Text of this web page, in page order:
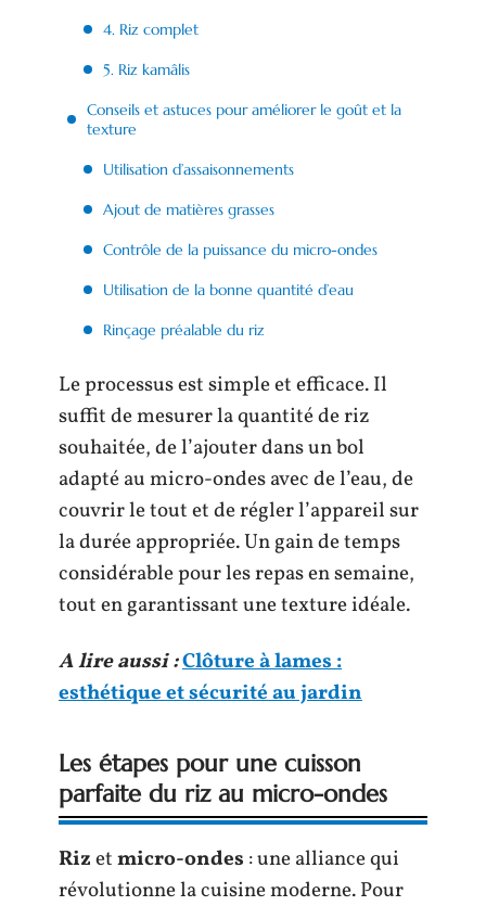
4. Riz complet
5. Riz kamâlis
Conseils et astuces pour améliorer le goût et la
texture
Utilisation d’assaisonnements
Ajout de matières grasses
Contrôle de la puissance du micro-ondes
Utilisation de la bonne quantité d’eau
Rinçage préalable du riz
Le processus est simple et efficace. Il
suffit de mesurer la quantité de riz
souhaitée, de l’ajouter dans un bol
adapté au micro-ondes avec de l’eau, de
couvrir le tout et de régler l’appareil sur
la durée appropriée. Un gain de temps
considérable pour les repas en semaine,
tout en garantissant une texture idéale.
A lire aussi :Clôture à lames :
esthétique et sécurité au jardin
Les étapes pour une cuisson
parfaite du riz au micro-ondes
Rizetmicro-ondes : une alliance qui
révolutionne la cuisine moderne. Pour